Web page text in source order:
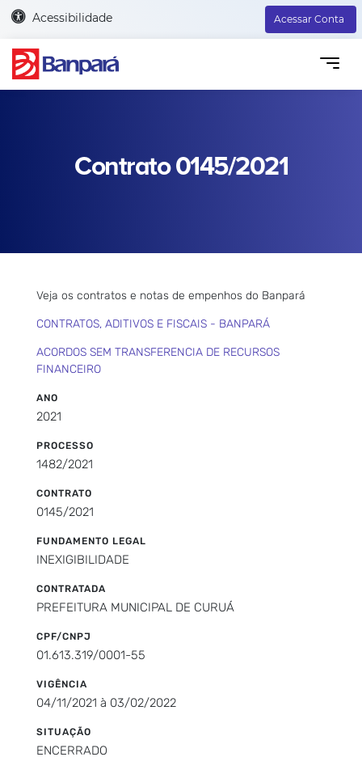
Acessibilidade Acessar Conta
Contrato 0145/2021
Veja os contratos e notas de empenhos do Banpará
CONTRATOS, ADITIVOS E FISCAIS - BANPARÁ
ACORDOS SEM TRANSFERENCIA DE RECURSOS
FINANCEIRO
ANO
2021
PROCESSO
1482/2021
CONTRATO
0145/2021
FUNDAMENTO LEGAL
INEXIGIBILIDADE
CONTRATADA
PREFEITURA MUNICIPAL DE CURUÁ
CPF/CNPJ
01.613.319/0001-55
VIGÊNCIA
04/11/2021 à 03/02/2022
SITUAÇÃO
ENCERRADO